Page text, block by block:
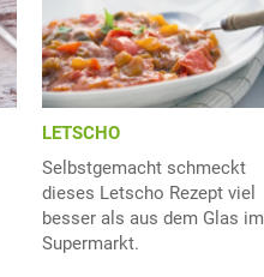
LETSCHO
Selbstgemacht schmeckt
dieses Letscho Rezept viel
besser als aus dem Glas im
Supermarkt.